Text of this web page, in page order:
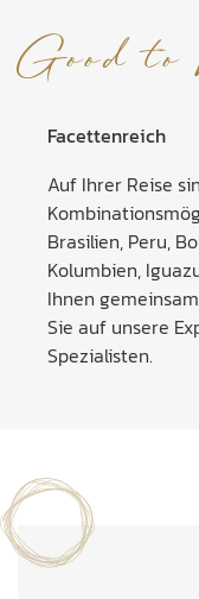
Good to
Facettenreich
Auf Ihrer Reise
Brasilien, Peru,
Kolumbien,
Ihnen
Sie auf unsere
Spezialisten.